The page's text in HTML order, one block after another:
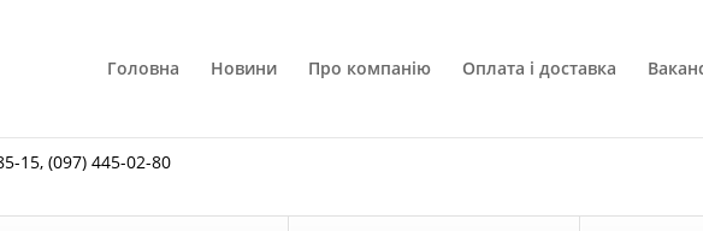
Головна Новини Про компанію Оплата і доставка
15,(097) 445-02-80